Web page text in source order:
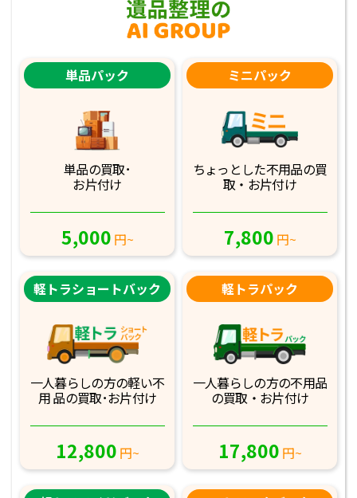
単品パック
単品の買取･
お片付け
5,000 円~
ミニパック
ちょっとした不用品の買
取・お片付け
7,800 円~
軽トラショートバック
一人暮らしの方の軽い不
用 品の買取･お片付け
12,800 円~
軽トラパック
一人暮らしの方の不用品
の買取・お片付け
17,800 円~